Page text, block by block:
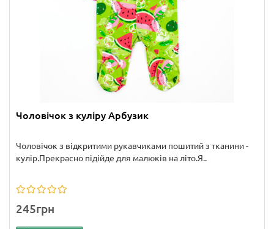
Чоловічок з куліру Арбузик
Чоловічок з відкритими рукавчиками пошитий з тканини -
кулір.Прекрасно підійде для малюків на літо.Я..
245грн